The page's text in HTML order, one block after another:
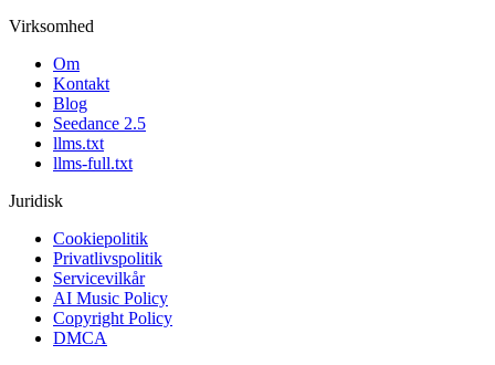
Virksomhed
Om
Kontakt
Blog
Seedance 2.5
llms.txt
llms-full.txt
Juridisk
Cookiepolitik
Privatlivspolitik
Servicevilkår
AI Music Policy
Copyright Policy
DMCA